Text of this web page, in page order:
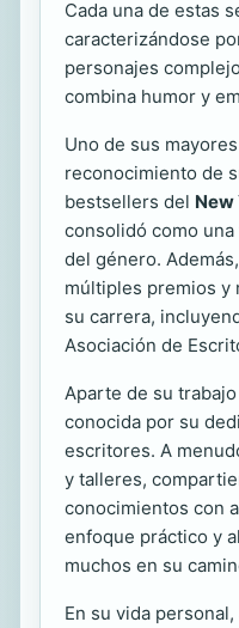
Cada una de estas
caracterizándose
personajes
combina humor y
Uno de sus
reconocimiento de
bestsellers del New
consolidó como
del género.
múltiples premios y
su carrera,
Asociación de
Aparte de su
conocida por su
escritores. A
y talleres,
conocimientos con
enfoque práctico y
muchos en su
En su vida